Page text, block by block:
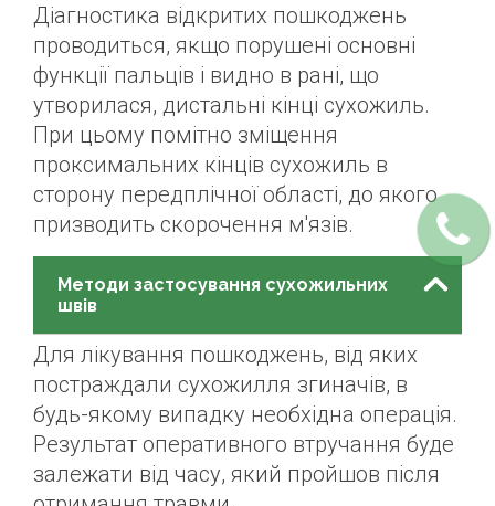
Діагностика відкритих пошкоджень
проводиться, якщо порушені основні
функції пальців і видно в рані, що
утворилася, дистальні кінці сухожиль.
При цьому помітно зміщення
проксимальних кінців сухожиль в
сторону передплічної області, до якого
призводить скорочення м'язів.
Методи застосування сухожильних
швів
Для лікування пошкоджень, від яких
постраждали сухожилля згиначів, в
будь-якому випадку необхідна операція.
Результат оперативного втручання буде
залежати від часу, який пройшов після